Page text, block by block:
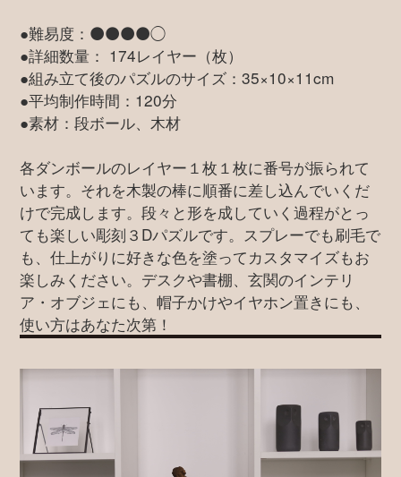
●難易度：⚫️⚫️⚫️⚫️◯
●詳細数量： 174レイヤー（枚）
●組み立て後のパズルのサイズ：35×10×11cm
●平均制作時間：120分
●素材：段ボール、木材
各ダンボールのレイヤー１枚１枚に番号が振られて
います。それを木製の棒に順番に差し込んでいくだ
けで完成します。段々と形を成していく過程がとっ
ても楽しい彫刻３Dパズルです。スプレーでも刷毛で
も、仕上がりに好きな色を塗ってカスタマイズもお
楽しみください。デスクや書棚、玄関のインテリ
ア・オブジェにも、帽子かけやイヤホン置きにも、
使い方はあなた次第！